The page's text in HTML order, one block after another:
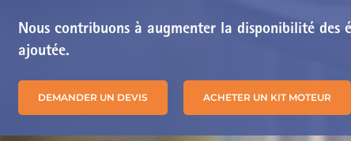
Nous contribuons à augmenter la disponibilité des
ajoutée.
DEMANDER UN DEVIS ACHETER UN KIT MOTEUR